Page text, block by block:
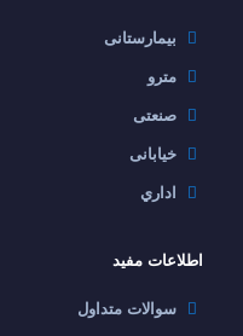
بیمارستانی
مترو
صنعتی
خیابانی
اداري
اطلاعات مفید
سوالات متداول